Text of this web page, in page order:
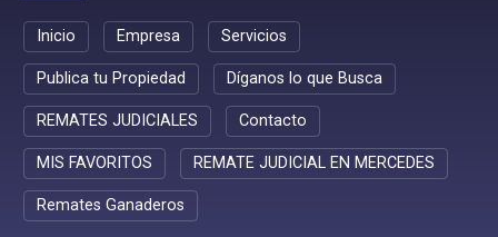
Inicio Empresa Servicios
Publica tu Propiedad Díganos lo que Busca
REMATES JUDICIALES Contacto
MIS FAVORITOS REMATE JUDICIAL EN MERCEDES
Remates Ganaderos